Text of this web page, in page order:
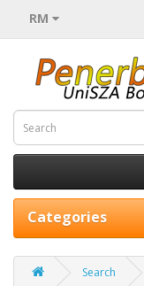
RM
Categories
Search